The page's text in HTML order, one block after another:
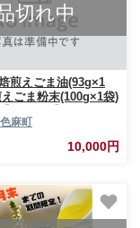
切れ中
煎えごま油(93g×1
ごま粉末(100g×1袋)
麻町
10,000円